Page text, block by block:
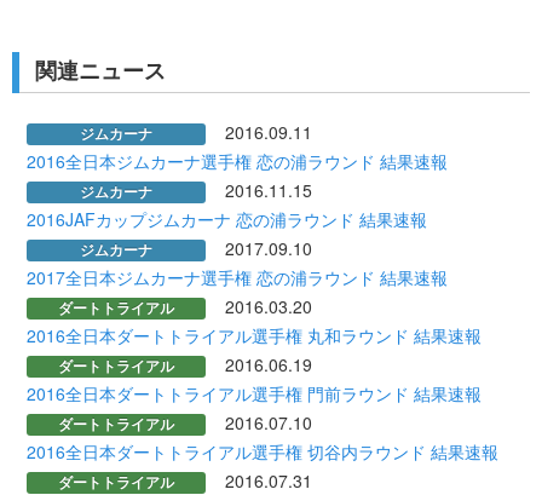
関連ニュース
ジムカーナ
2016.09.11
2016全日本ジムカーナ選手権 恋の浦ラウンド 結果速報
ジムカーナ
2016.11.15
2016JAFカップジムカーナ 恋の浦ラウンド 結果速報
ジムカーナ
2017.09.10
2017全日本ジムカーナ選手権 恋の浦ラウンド 結果速報
ダートトライアル
2016.03.20
2016全日本ダートトライアル選手権 丸和ラウンド 結果速報
ダートトライアル
2016.06.19
2016全日本ダートトライアル選手権 門前ラウンド 結果速報
ダートトライアル
2016.07.10
2016全日本ダートトライアル選手権 切谷内ラウンド 結果速報
ダートトライアル
2016.07.31